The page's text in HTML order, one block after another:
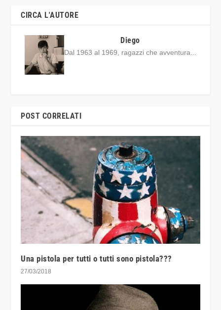
CIRCA L'AUTORE
Diego
Dal 1963 al 1969, ragazzi che avventura...
POST CORRELATI
Una pistola per tutti o tutti sono pistola???
27/03/2018